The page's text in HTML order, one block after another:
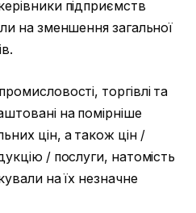
підприємств
на зменшення загальної
торгівлі та
на помірніше
цін, а також цін /
/ послуги, натомість
на їх незначне